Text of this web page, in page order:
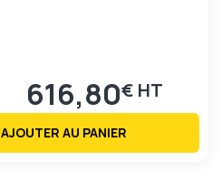
616,80€
AJOUTER AU PANIER